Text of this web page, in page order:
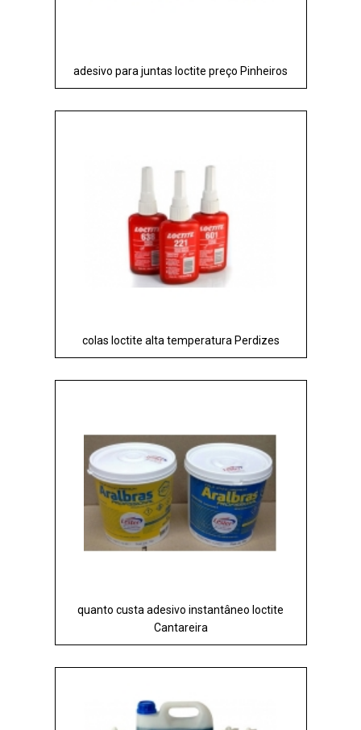
adesivo para juntas loctite preço Pinheiros
colas loctite alta temperatura Perdizes
quanto custa adesivo instantâneo loctite
Cantareira